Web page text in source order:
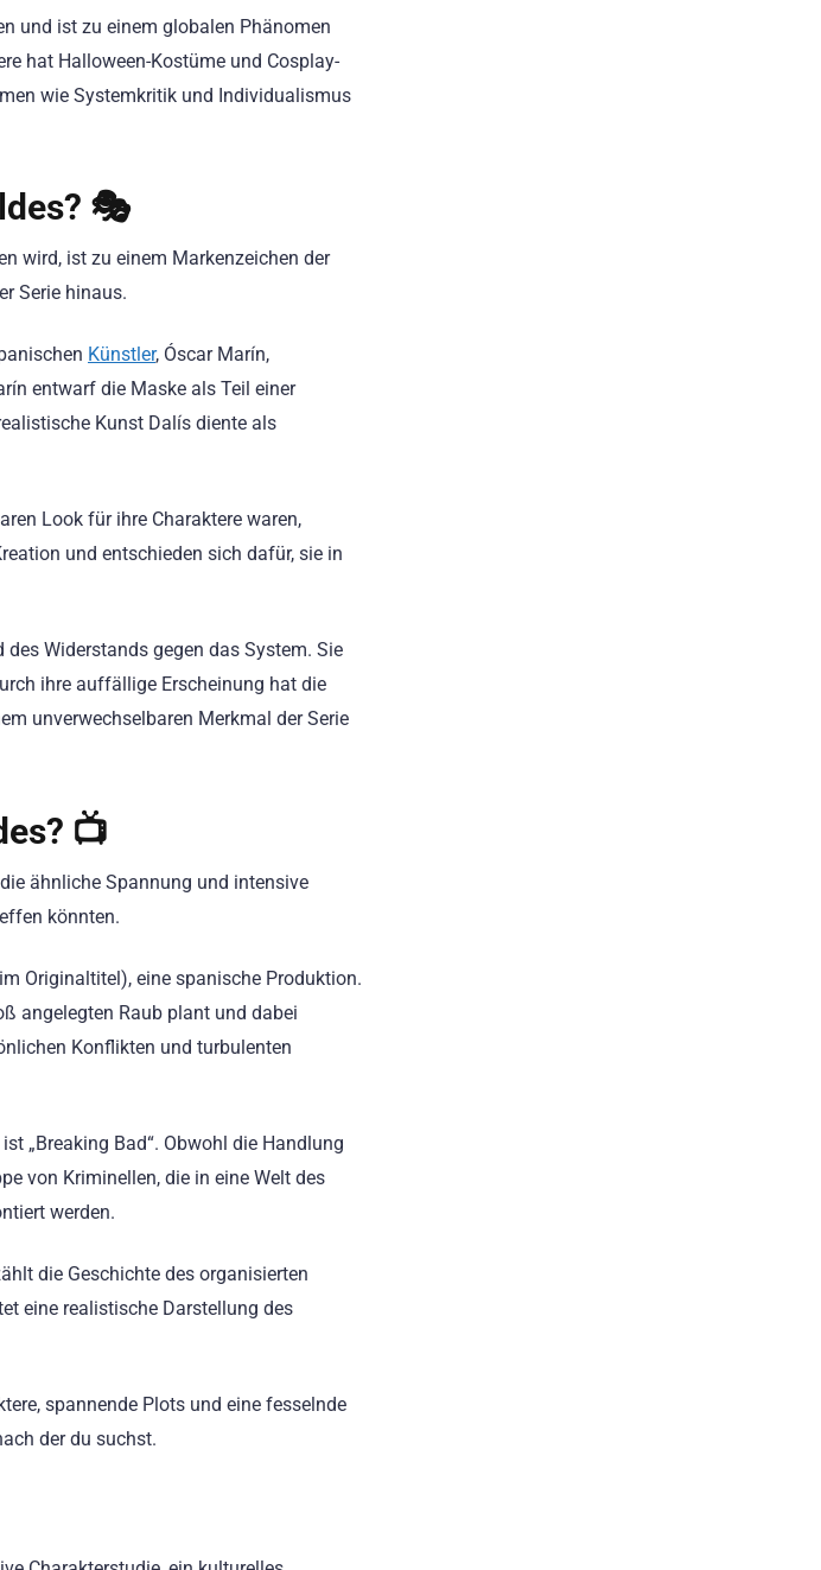
und ist zu einem globalen Phänomen
hat Halloween-Kostüme und Cosplay-
wie Systemkritik und Individualismus
🎭
wird, ist zu einem Markenzeichen der
Serie hinaus.
Künstler, Óscar Marín,
entwarf die Maske als Teil einer
Kunst Dalís diente als
Look für ihre Charaktere waren,
und entschieden sich dafür, sie in
Widerstands gegen das System. Sie
ihre auffällige Erscheinung hat die
unverwechselbaren Merkmal der Serie
📺
ähnliche Spannung und intensive
könnten.
Originaltitel), eine spanische Produktion.
angelegten Raub plant und dabei
Konflikten und turbulenten
„Breaking Bad“. Obwohl die Handlung
von Kriminellen, die in eine Welt des
werden.
die Geschichte des organisierten
eine realistische Darstellung des
spannende Plots und eine fesselnde
der du suchst.